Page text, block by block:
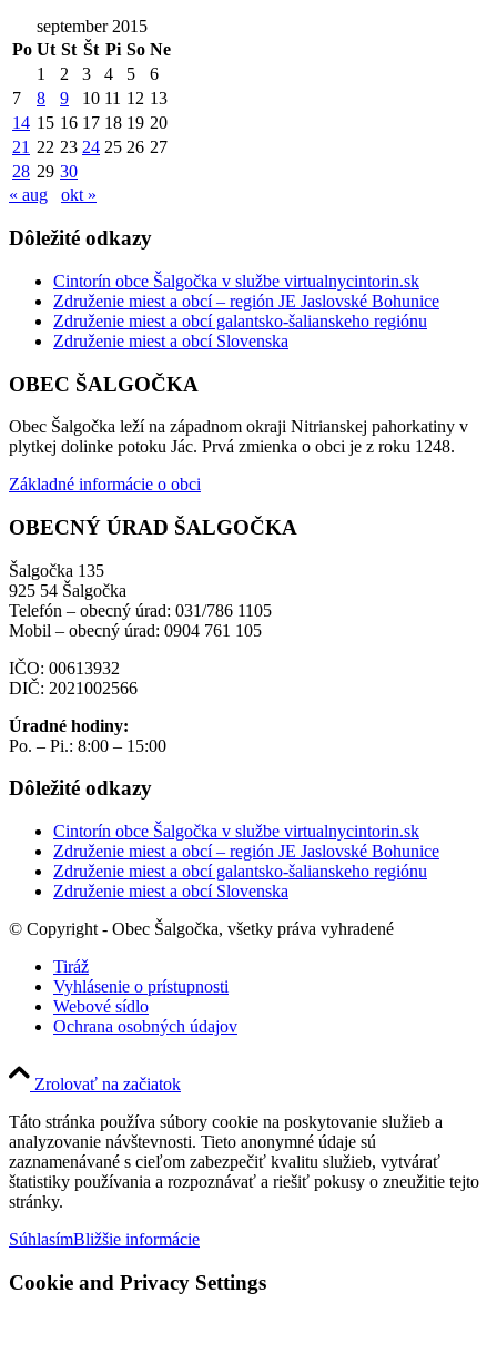
september 2015
Po Ut St Št Pi So Ne
1
2 3 4 5
6
7
8 9 10 11 12 13
14 15 16 17 18 19 20
21 22 23 24 25 26 27
28 29 30
« aug
okt »
Dôležité odkazy
Cintorín obce Šalgočka v službe virtualnycintorin.sk
Združenie miest a obcí – región JE Jaslovské Bohunice
Združenie miest a obcí galantsko-šalianskeho regiónu
Združenie miest a obcí Slovenska
OBEC ŠALGOČKA
Obec Šalgočka leží na západnom okraji Nitrianskej pahorkatiny v
plytkej dolinke potoku Jác. Prvá zmienka o obci je z roku 1248.
Základné informácie o obci
OBECNÝ ÚRAD ŠALGOČKA
Šalgočka 135
925 54 Šalgočka
Telefón – obecný úrad: 031/786 1105
Mobil – obecný úrad: 0904 761 105
IČO: 00613932
DIČ: 2021002566
Úradné hodiny:
Po. – Pi.: 8:00 – 15:00
Dôležité odkazy
Cintorín obce Šalgočka v službe virtualnycintorin.sk
Združenie miest a obcí – región JE Jaslovské Bohunice
Združenie miest a obcí galantsko-šalianskeho regiónu
Združenie miest a obcí Slovenska
© Copyright - Obec Šalgočka, všetky práva vyhradené
Tiráž
Vyhlásenie o prístupnosti
Webové sídlo
Ochrana osobných údajov
Zrolovať na začiatok
Táto stránka používa súbory cookie na poskytovanie služieb a
analyzovanie návštevnosti. Tieto anonymné údaje sú
zaznamenávané s cieľom zabezpečiť kvalitu služieb, vytvárať
štatistiky používania a rozpoznávať a riešiť pokusy o zneužitie tejto
stránky.
SúhlasímBližšie informácie
Cookie and Privacy Settings